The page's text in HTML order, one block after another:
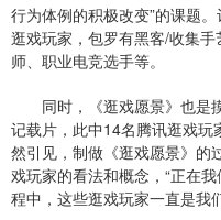
行为体例的积极改变”的课题
逛戏玩家，包罗有黑客/收集
师、职业电竞选手等。
同时，《逛戏愿景》也是
记载片，此中14名腾讯逛戏
然引见，制做《逛戏愿景》的
戏玩家的看法和概念，“正在
程中，这些逛戏玩家一直是我